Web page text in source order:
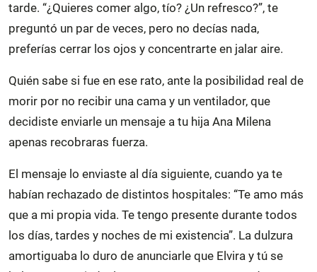
tarde. “¿Quieres comer algo, tío? ¿Un refresco?”, te
preguntó un par de veces, pero no decías nada,
preferías cerrar los ojos y concentrarte en jalar aire.
Quién sabe si fue en ese rato, ante la posibilidad real de
morir por no recibir una cama y un ventilador, que
decidiste enviarle un mensaje a tu hija Ana Milena
apenas recobraras fuerza.
El mensaje lo enviaste al día siguiente, cuando ya te
habían rechazado de distintos hospitales: “Te amo más
que a mi propia vida. Te tengo presente durante todos
los días, tardes y noches de mi existencia”. La dulzura
amortiguaba lo duro de anunciarle que Elvira y tú se